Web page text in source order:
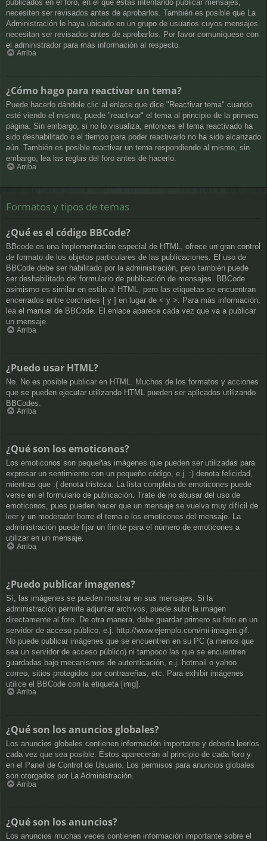
publicados en el foro, en el que estas intentando publicar mensajes,
necesiten ser revisados antes de aprobarlos. También es posible que La
Administración le haya ubicado en un grupo de usuarios cuyos mensajes
necesitan ser revisados antes de aprobarlos. Por favor comuníquese con
el administrador para más información al respecto.
Arriba
¿Cómo hago para reactivar un tema?
Puede hacerlo dándole clic al enlace que dice "Reactivar tema" cuando
esté viendo el mismo, puede "reactivar" el tema al principio de la primera
página. Sin embargo, si no lo visualiza, entonces el tema reactivado ha
sido deshabilitado o el tiempo para poder reactivarlo no ha sido alcanzado
aún. También es posible reactivar un tema respondiendo al mismo, sin
embargo, lea las reglas del foro antes de hacerlo.
Arriba
Formatos y tipos de temas
¿Qué es el código BBCode?
BBcode es una implementación especial de HTML, ofrece un gran control
de formato de los objetos particulares de las publicaciones. El uso de
BBCode debe ser habilitado por la administración, pero también puede
ser deshabilitado del formulario de publicación de mensajes. BBCode
asimismo es similar en estilo al HTML, pero las etiquetas se encuentran
encerrados entre corchetes [ y ] en lugar de < y >. Para más información,
lea el manual de BBCode. El enlace aparece cada vez que va a publicar
un mensaje.
Arriba
¿Puedo usar HTML?
No. No es posible publicar en HTML. Muchos de los formatos y acciones
que se pueden ejecutar utilizando HTML pueden ser aplicados utilizando
BBCodes.
Arriba
¿Qué son los emoticonos?
Los emoticonos son pequeñas imágenes que pueden ser utilizadas para
expresar un sentimiento con un pequeño código, e.j. :) denota felicidad,
mientras que :( denota tristeza. La lista completa de emoticones puede
verse en el formulario de publicación. Trate de no abusar del uso de
emoticonos, pues pueden hacer que un mensaje se vuelva muy difícil de
leer y un moderador borre el tema o los emoticones del mensaje. La
administración puede fijar un límite para el número de emoticones a
utilizar en un mensaje.
Arriba
¿Puedo publicar imagenes?
Sí, las imágenes se pueden mostrar en sus mensajes. Si la
administración permite adjuntar archivos, puede subir la imagen
directamente al foro. De otra manera, debe guardar primero su foto en un
servidor de acceso público, e.j. http://www.ejemplo.com/mi-imagen.gif.
No puede publicar imágenes que se encuentren en su PC (a menos que
sea un servidor de acceso público) ni tampoco las que se encuentren
guardadas bajo mecanismos de autenticación, e.j. hotmail o yahoo
correo, sitios protegidos por contraseñas, etc. Para exhibir imágenes
utilice el BBCode con la etiqueta [img].
Arriba
¿Qué son los anuncios globales?
Los anuncios globales contienen información importante y debería leerlos
cada vez que sea posible. Éstos aparecerán al principio de cada foro y
en el Panel de Control de Usuario. Los permisos para anuncios globales
son otorgados por La Administración.
Arriba
¿Qué son los anuncios?
Los anuncios muchas veces contienen información importante sobre el